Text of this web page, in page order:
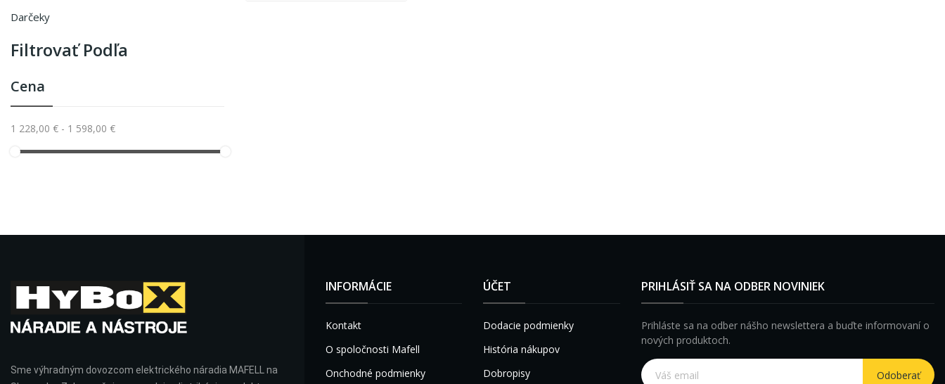
Darčeky
Filtrovať Podľa
Cena
1 228,00 € - 1 598,00 €
Sme výhradným dovozcom elektrického náradia MAFELL na
INFORMÁCIE
Kontakt
O spoločnosti Mafell
Onchodné podmienky
ÚČET
Dodacie podmienky
História nákupov
Dobropisy
PRIHLÁSIŤ SA NA ODBER NOVINIEK
Prihláste sa na odber nášho newslettera a buďte informovaní o
nových produktoch.
Odoberať